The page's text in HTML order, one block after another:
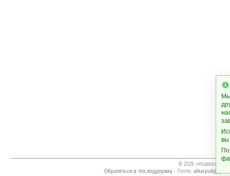
© 2026
Обратиться в тех.поддержку- Почта:
вы